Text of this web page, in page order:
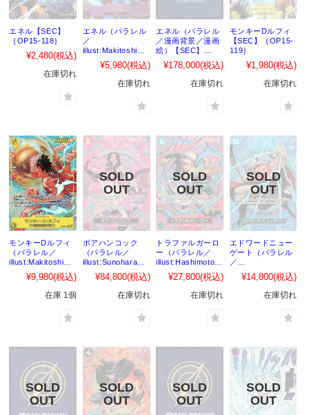
エネル【SEC】
｛OP15-118｝
¥2,480(税込)
在庫切れ
エネル（パラレル
／
illust:Makitoshi）
【SEC】｛OP15-
118｝¥5,980(税込)
在庫切れ
エネル（パラレル
／漫画背景／漫画
絵）【SEC】
｛OP15-118｝
¥178,000(税込)
在庫切れ
モンキーDルフィ
【SEC】｛OP15-
119｝
¥1,980(税込)
在庫切れ
モンキーDルフィ
（パラレル／
illust:Makitoshi）
【SEC】｛OP15-
119｝¥9,980(税込)
在庫 1個
ボアハンコック
（パラレル／
illust:Sunohara）
【SP】｛OP12-
014［OP15］｝
¥84,800(税込)
在庫切れ
トラファルガーロ
ー（パラレル／
illust:HashimotoQ
）【SP】｛OP13-
031［OP15］｝
¥27,800(税込)
在庫切れ
エドワードニュー
ゲート（パラレル
／
illust:KatsuoTada
no）【SP】
042［OP15］｝
¥14,800(税込)
在庫切れ